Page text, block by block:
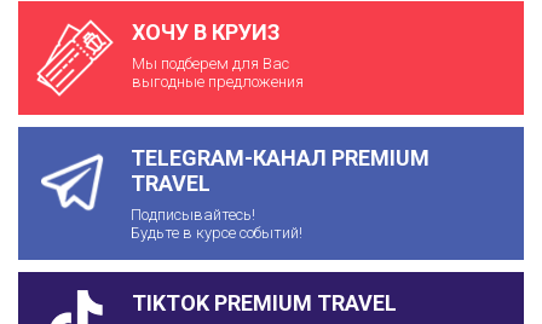
ХОЧУ В КРУИЗ
Мы подберем для Вас
выгодные предложения
TELEGRAM-КАНАЛ PREMIUM
TRAVEL
Подписывайтесь!
Будьте в курсе событий!
TIKTOK PREMIUM TRAVEL